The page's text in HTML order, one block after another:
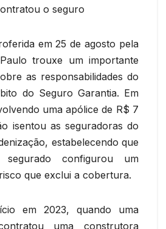
o seguro
em 25 de agosto pela
trouxe um importante
as responsabilidades do
do Seguro Garantia. Em
uma apólice de R$ 7
isentou as seguradoras do
estabelecendo que
configurou um
que exclui a cobertura.
em 2023, quando uma
uma construtora